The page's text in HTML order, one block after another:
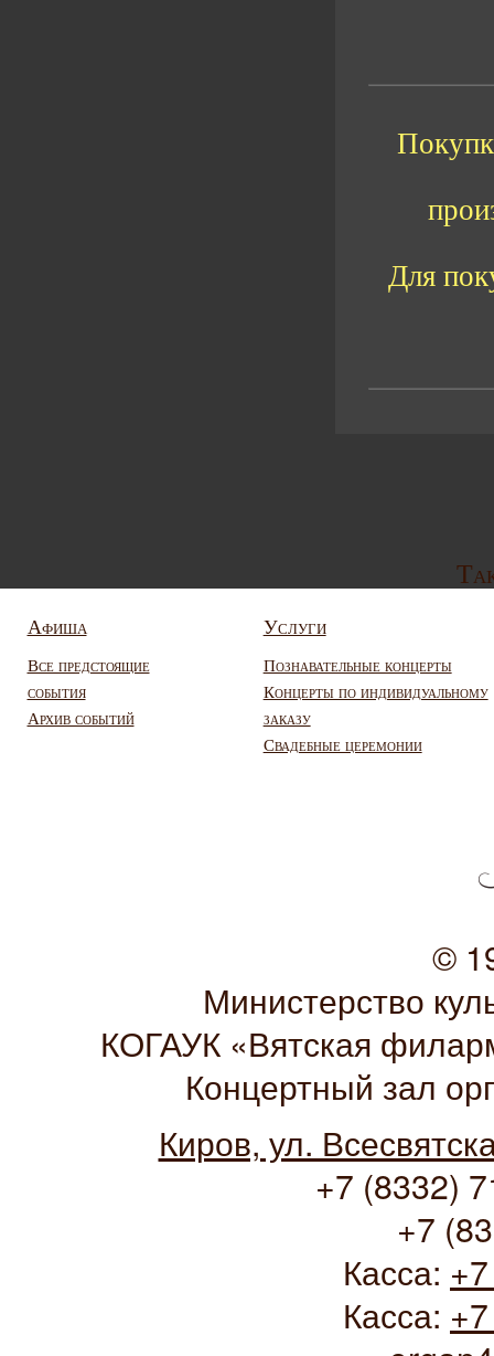
Для
Афиша
Все предстоящие
события
Архив событий
Услуги
Познавательные концерты
Концерты по индивидуальному
заказу
Свадебные церемонии
©
Министерство
КОГАУК «Вятская
Концертный зал
Киров, ул.
+7 (8332)
+7
Касса:
Касса: